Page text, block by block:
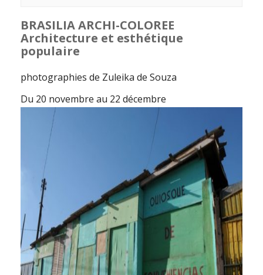
BRASILIA ARCHI-COLOREE
Architecture et esthétique
populaire
photographies de Zuleika de Souza
Du 20 novembre au 22 décembre